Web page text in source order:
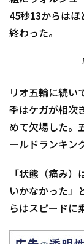
45秒13からはほ
終わった。
リオ五輪に続い
季はケガが相次
めて欠場した。
ールドランキン
「状態（痛み
いかなかった」
らはスピードに